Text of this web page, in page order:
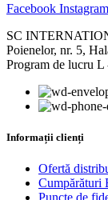
Facebook Instagram
SC
Poienelor, nr. 5,
Program de lucru
Informații clienți
Ofertă
Cumpărături